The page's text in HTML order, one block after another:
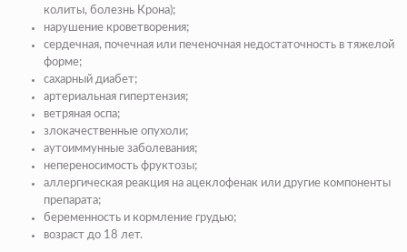
колиты, болезнь Крона);
нарушение кроветворения;
сердечная, почечная или печеночная недостаточность в тяжелой
форме;
сахарный диабет;
артериальная гипертензия;
ветряная оспа;
злокачественные опухоли;
аутоиммунные заболевания;
непереносимость фруктозы;
аллергическая реакция на ацеклофенак или другие компоненты
препарата;
беременность и кормление грудью;
возраст до 18 лет.